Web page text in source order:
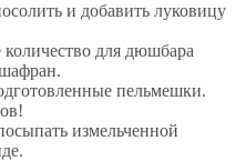
и добавить луковицу
для дюшбара
пельмешки.
измельченной